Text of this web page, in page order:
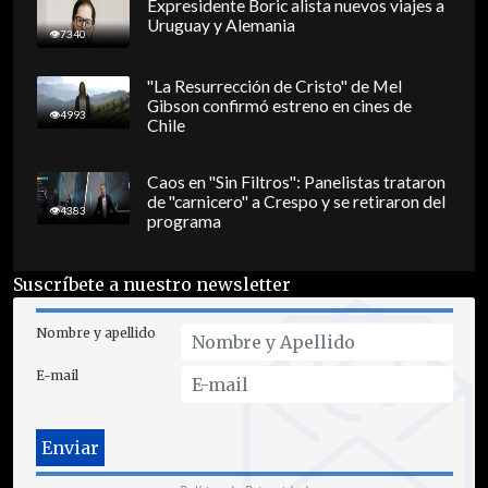
7340
Expresidente Boric alista nuevos viajes a
Uruguay y Alemania
4993
"La Resurrección de Cristo" de Mel
Gibson confirmó estreno en cines de
Chile
4383
Caos en "Sin Filtros": Panelistas trataron
de "carnicero" a Crespo y se retiraron del
programa
Suscríbete a nuestro newsletter
Nombre y apellido
E-mail